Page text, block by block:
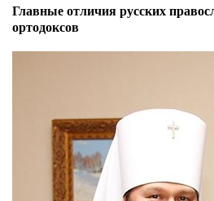
Главные отличия русских
ортодоксов